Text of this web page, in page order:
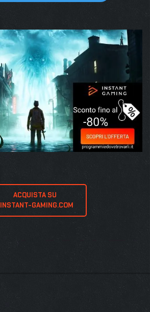
ACQUISTA SU
INSTANT-GAMING.COM